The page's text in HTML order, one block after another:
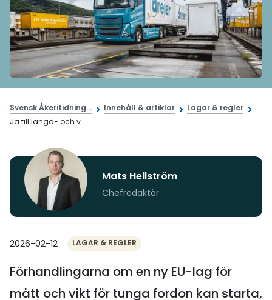
Svensk Åkeritidning... Innehåll & artiklar
Lagar & regler
Ja till längd- och v...
Mats Hellström
Chefredaktör
2026-02-12 LAGAR & REGLER
Förhandlingarna om en ny EU-lag för
mått och vikt för tunga fordon kan starta,